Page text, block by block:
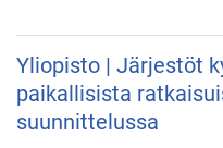
Yliopisto | Järjestöt
paikallisista
suunnittelussa